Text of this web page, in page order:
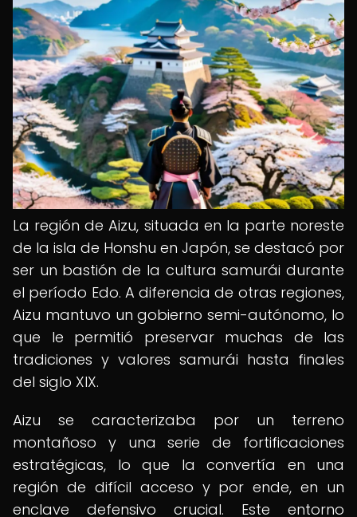
La región de Aizu, situada en la parte noreste
de la isla de Honshu en Japón, se destacó por
ser un bastión de la cultura samurái durante
el período Edo. A diferencia de otras regiones,
Aizu mantuvo un gobierno semi-autónomo, lo
que le permitió preservar muchas de las
tradiciones y valores samurái hasta finales
del siglo XIX.
Aizu se caracterizaba por un terreno
montañoso y una serie de fortificaciones
estratégicas, lo que la convertía en una
región de difícil acceso y por ende, en un
enclave defensivo crucial. Este entorno